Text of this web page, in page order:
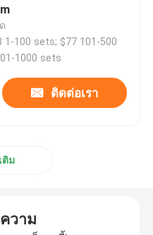
กแบบพกพา 58 มม.
58mm
80mm
1-100 sets; $77 101-500
1000 sets
ติดต่อเรา
ติม
วาม